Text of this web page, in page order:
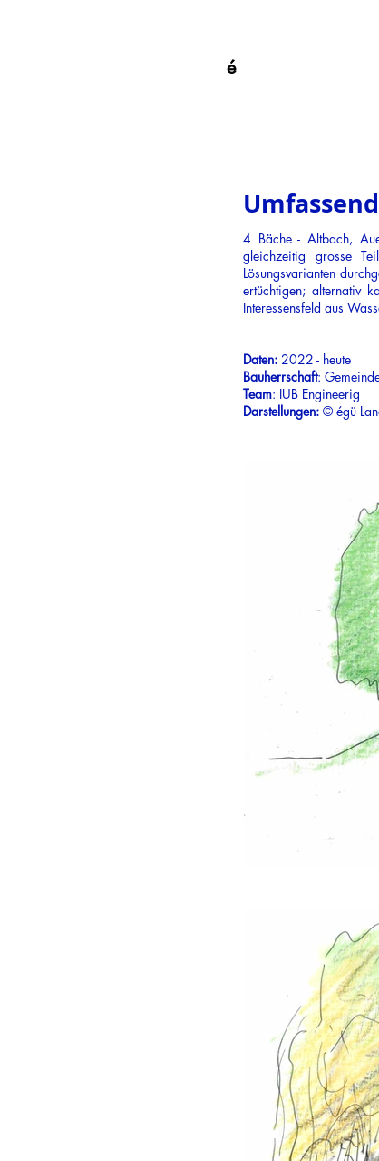
é
4 Bäche - Altbach,
gleichzeitig grosse
Lösungsvarianten
ertüchtigen; alternativ
Interessensfeld aus
Daten: 2022 - heute
Bauherrschaft:
Team: IUB Engineerig
Darstellungen: © égü